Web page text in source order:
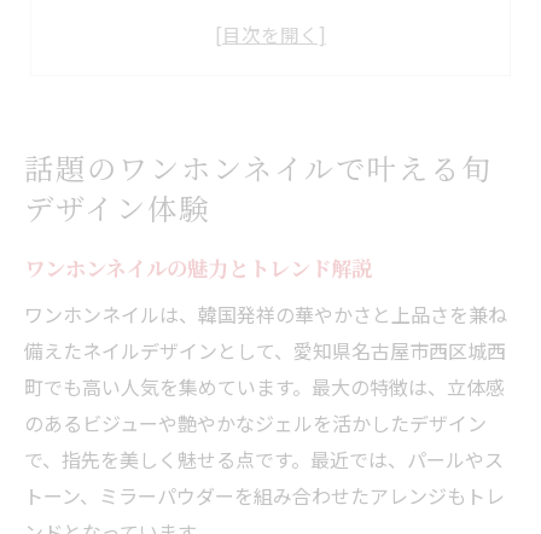
浄心エリアで話題のワンホンネイル事情
ワンホンネイルの最新デザイン事情
SNSで話題のワンホンネイル活用術
トレンド感あるワンホンネイルの選び方
持ち込みデザインで理想を叶えるコツ
サロン選びで失敗しないポイント解説
トレンド感あふれるワンホンネイル入門
ワンホンネイル初心者のための基礎知識
韓国発ワンホンネイルの特徴に注目
定額コースで楽しむワンホンネイル体験
話題のワンホンネイルで叶える旬
デザイン体験
ワンホンネイルの魅力とトレンド解説
ワンホンネイルは、韓国発祥の華やかさと上品さを兼ね
備えたネイルデザインとして、愛知県名古屋市西区城西
町でも高い人気を集めています。最大の特徴は、立体感
のあるビジューや艶やかなジェルを活かしたデザイン
で、指先を美しく魅せる点です。最近では、パールやス
トーン、ミラーパウダーを組み合わせたアレンジもトレ